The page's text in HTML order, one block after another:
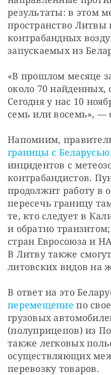
результаты: в этом
пространство
контрабандных
запускаемых из
«В прошлом месяце
около 70
Сегодня у нас 10
семь или восемь», —
Напомним,
границы с Беларусью
инцидентов с
контрабандистов.
продолжит работу в
пересечь границу
те, кто следует в
и обратно
стран Евросоюза и
В Литву также
литовских видов на
В ответ на это
перемещение по
грузовых
(полуприцепов) из
также легковых
осуществляющих
перевозку товаров.